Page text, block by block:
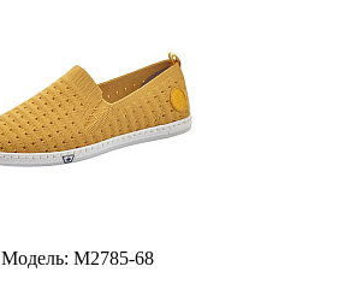
Модель: M2785-68